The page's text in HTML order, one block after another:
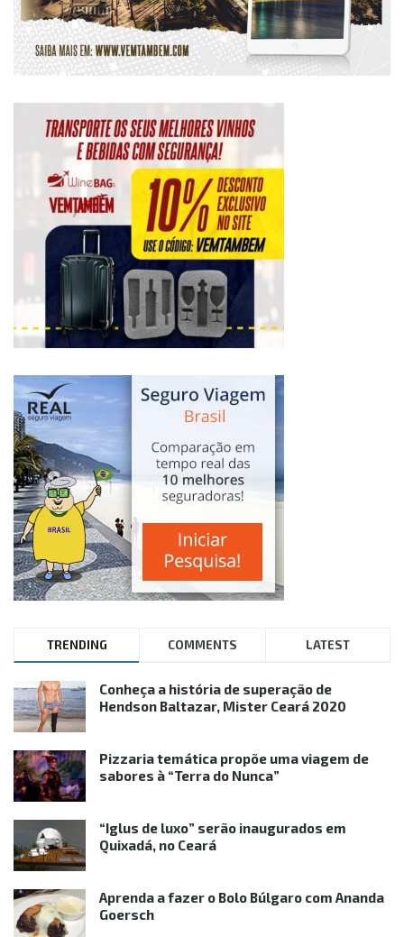
TRENDING COMMENTS LATEST
Conheça a história de superação de
Hendson Baltazar, Mister Ceará 2020
Pizzaria temática propõe uma viagem de
sabores à “Terra do Nunca”
“Iglus de luxo” serão inaugurados em
Quixadá, no Ceará
Aprenda a fazer o Bolo Búlgaro com Ananda
Goersch